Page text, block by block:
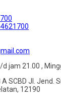
d jam 21.00 ,
SCBD Jl. Jend.
12190